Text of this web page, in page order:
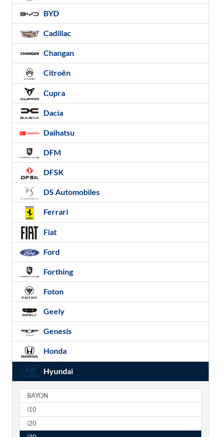
BYD
Cadillac
Changan
Citroën
Cupra
Dacia
Daihatsu
DFM
DFSK
DS Automobiles
Ferrari
Fiat
Ford
Forthing
Foton
Geely
Genesis
Honda
Hyundai
BAYON
i10
i20